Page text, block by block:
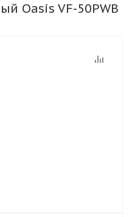
Оasis VF-50PWB